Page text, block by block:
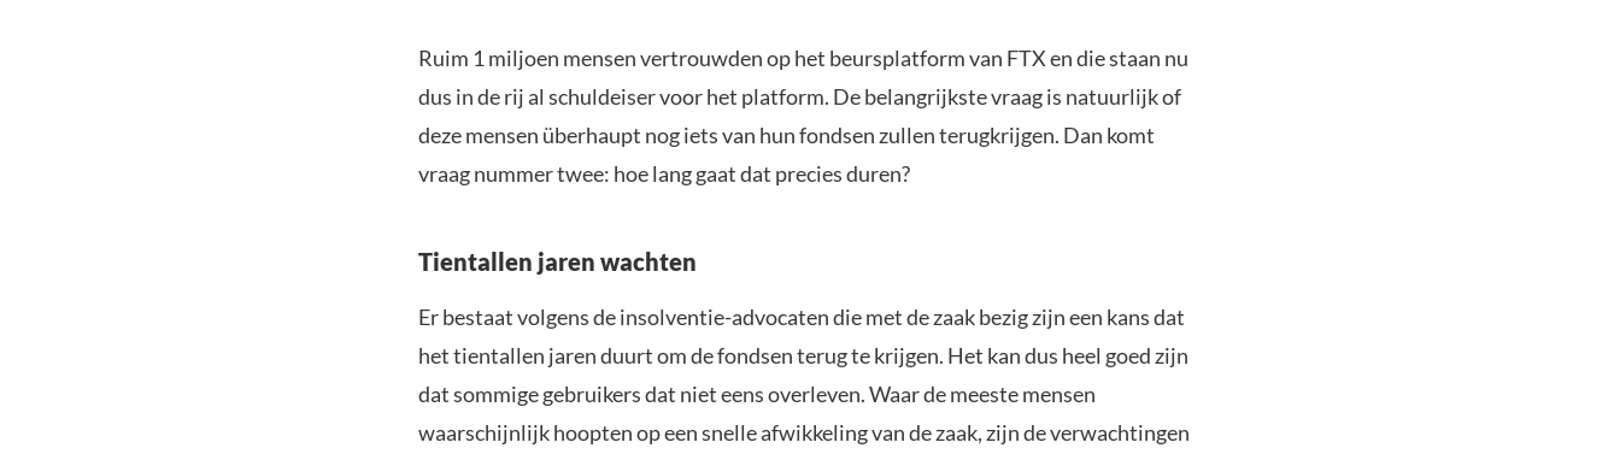
Ruim 1 miljoen mensen vertrouwden op het beursplatform van FTX en die staan nu
dus in de rij al schuldeiser voor het platform. De belangrijkste vraag is natuurlijk of
deze mensen überhaupt nog iets van hun fondsen zullen terugkrijgen. Dan komt
vraag nummer twee: hoe lang gaat dat precies duren?
Tientallen jaren wachten
Er bestaat volgens de insolventie-advocaten die met de zaak bezig zijn een kans dat
het tientallen jaren duurt om de fondsen terug te krijgen. Het kan dus heel goed zijn
dat sommige gebruikers dat niet eens overleven. Waar de meeste mensen
waarschijnlijk hoopten op een snelle afwikkeling van de zaak, zijn de verwachtingen